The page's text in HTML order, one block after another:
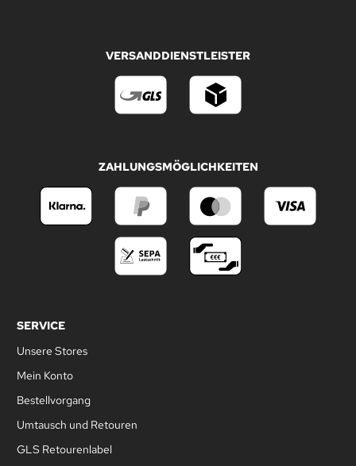
VERSANDDIENSTLEISTER
ZAHLUNGSMÖGLICHKEITEN
SERVICE
Unsere Stores
Mein Konto
Bestellvorgang
Umtausch und Retouren
GLS Retourenlabel